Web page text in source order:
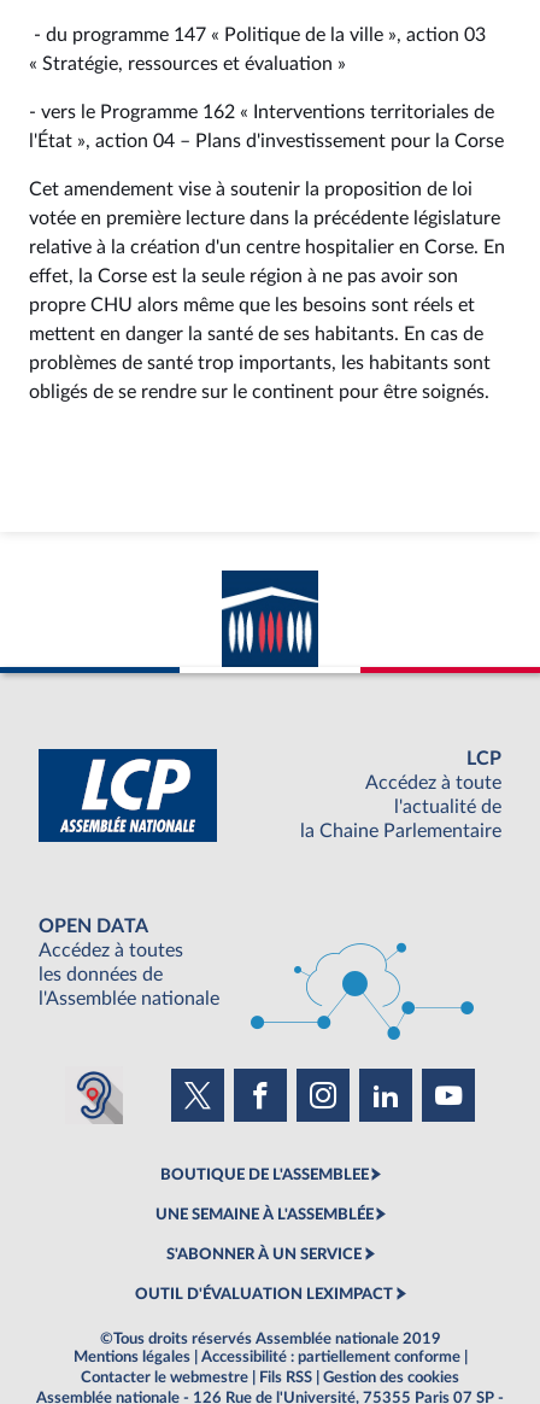
- du programme 147 « Politique de la ville », action 03
« Stratégie, ressources et évaluation »
- vers le Programme 162 « Interventions territoriales de
l'État », action 04 – Plans d'investissement pour la Corse
Cet amendement vise à soutenir la proposition de loi
votée en première lecture dans la précédente législature
relative à la création d'un centre hospitalier en Corse. En
effet, la Corse est la seule région à ne pas avoir son
propre CHU alors même que les besoins sont réels et
mettent en danger la santé de ses habitants. En cas de
problèmes de santé trop importants, les habitants sont
obligés de se rendre sur le continent pour être soignés.
LCP
Accédez à toute
l'actualité de
la Chaine Parlementaire
OPEN DATA
Accédez à toutes
les données de
l'Assemblée nationale
BOUTIQUE DE L'ASSEMBLEE
UNE SEMAINE À L'ASSEMBLÉE
S'ABONNER À UN SERVICE
OUTIL D'ÉVALUATION LEXIMPACT
©Tous droits réservés Assemblée nationale 2019
Mentions légales
Accessibilité : partiellement conforme
Contacter le webmestre
Fils RSS
Gestion des cookies
Assemblée nationale - 126 Rue de l'Université, 75355 Paris 07 SP -